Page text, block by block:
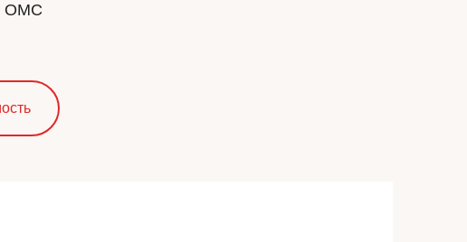
ОМС